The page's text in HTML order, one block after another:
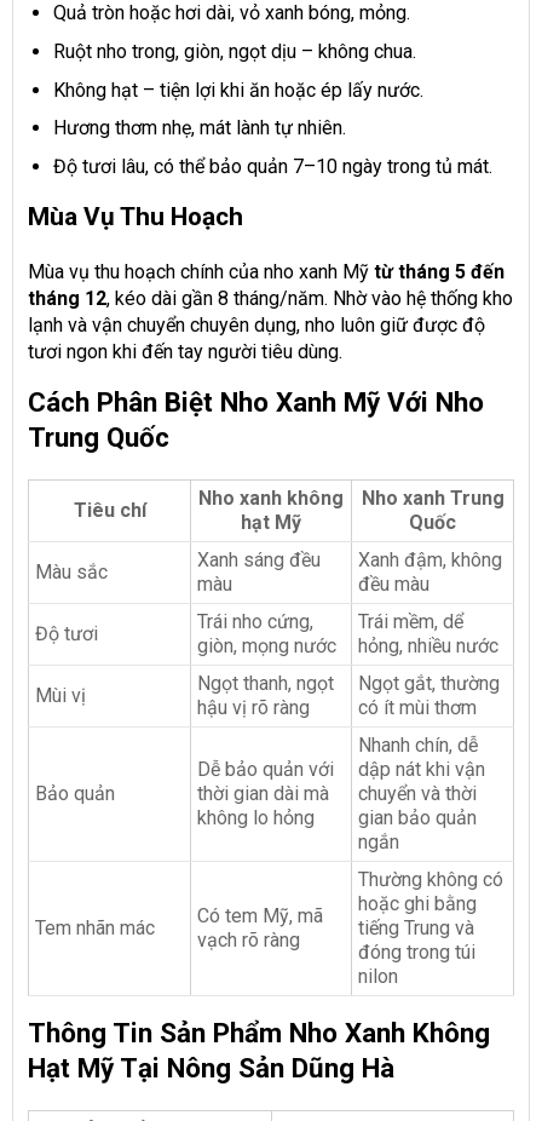
Quả tròn hoặc hơi dài, vỏ xanh bóng, mỏng.
Ruột nho trong, giòn, ngọt dịu – không chua.
Không hạt – tiện lợi khi ăn hoặc ép lấy nước.
Hương thơm nhẹ, mát lành tự nhiên.
Độ tươi lâu, có thể bảo quản 7–10 ngày trong tủ mát.
Mùa Vụ Thu Hoạch
Mùa vụ thu hoạch chính của nho xanh Mỹ từ tháng 5 đến
tháng 12, kéo dài gần 8 tháng/năm. Nhờ vào hệ thống kho
lạnh và vận chuyển chuyên dụng, nho luôn giữ được độ
tươi ngon khi đến tay người tiêu dùng.
Cách Phân Biệt Nho Xanh Mỹ Với Nho
Trung Quốc
Tiêu chí
Nho xanh không
hạt Mỹ
Nho xanh Trung
Quốc
Màu sắc
Xanh sáng đều
màu
Xanh đậm, không
đều màu
Độ tươi
Trái nho cứng,
giòn, mọng nước
Trái mềm, dể
hỏng, nhiều nước
Mùi vị
Ngọt thanh, ngọt
hậu vị rõ ràng
Ngọt gắt, thường
có ít mùi thơm
Bảo quản
Dễ bảo quản với
thời gian dài mà
không lo hỏng
Nhanh chín, dễ
dập nát khi vận
chuyển và thời
gian bảo quản
ngắn
Tem nhãn mác
Có tem Mỹ, mã
vạch rõ ràng
Thường không có
hoặc ghi bằng
tiếng Trung và
đóng trong túi
nilon
Thông Tin Sản Phẩm Nho Xanh Không
Hạt Mỹ Tại Nông Sản Dũng Hà